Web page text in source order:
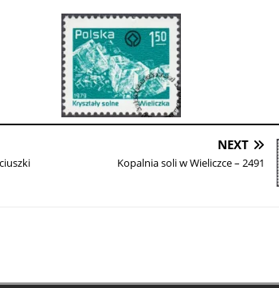
NEXT
Kopalnia soli w Wieliczce – 2491